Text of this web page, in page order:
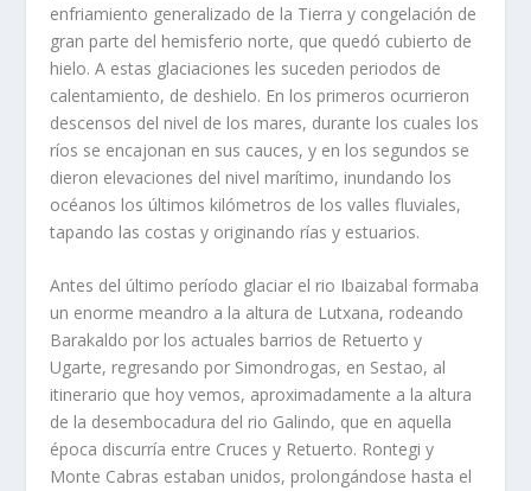
enfriamiento generalizado de la Tierra y congelación de
gran parte del hemisferio norte, que quedó cubierto de
hielo. A estas glaciaciones les suceden periodos de
calentamiento, de deshielo. En los primeros ocurrieron
descensos del nivel de los mares, durante los cuales los
ríos se encajonan en sus cauces, y en los segundos se
dieron elevaciones del nivel marítimo, inundando los
océanos los últimos kilómetros de los valles fluviales,
tapando las costas y originando rías y estuarios.
Antes del último período glaciar el rio Ibaizabal formaba
un enorme meandro a la altura de Lutxana, rodeando
Barakaldo por los actuales barrios de Retuerto y
Ugarte, regresando por Simondrogas, en Sestao, al
itinerario que hoy vemos, aproximadamente a la altura
de la desembocadura del rio Galindo, que en aquella
época discurría entre Cruces y Retuerto. Rontegi y
Monte Cabras estaban unidos, prolongándose hasta el